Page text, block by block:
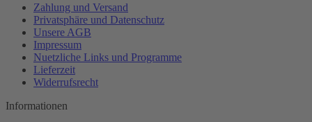
Zahlung und Versand
Privatsphäre und Datenschutz
Unsere AGB
Impressum
Nuetzliche Links und Programme
Lieferzeit
Widerrufsrecht
Informationen